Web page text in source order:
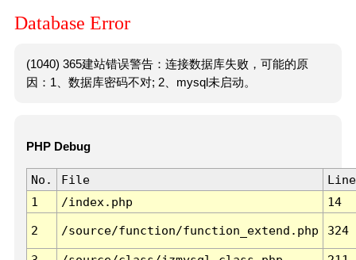
Database Error
(1040) 365建站错误警告：连接数据库失败，可能的原
因：1、数据库密码不对; 2、mysql未启动。
PHP Debug
No. File
Line
1
/index.php 14
2 /source/function/function_extend.php 324